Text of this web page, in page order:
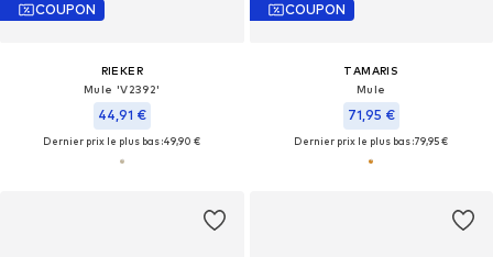
COUPON
RIEKER
Mule 'V2392'
44,91 €
Dernier prix le plus bas :49,90 €
COUPON
TAMARIS
Mule
71,95 €
Dernier prix le plus bas :79,95 €